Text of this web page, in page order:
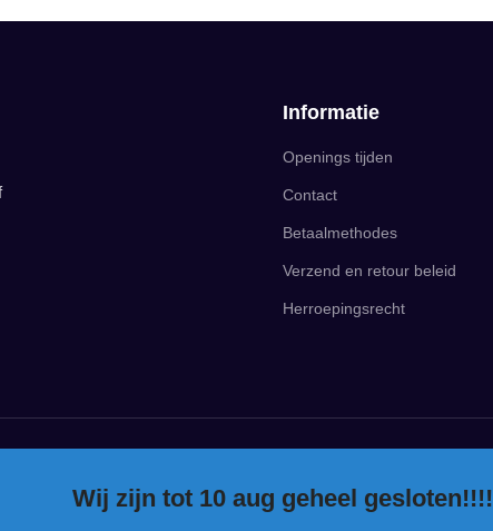
Informatie
Openings tijden
Contact
Betaalmethodes
Verzend en retour beleid
Herroepingsrecht
Wij zijn tot 10 aug geheel gesloten!!!!